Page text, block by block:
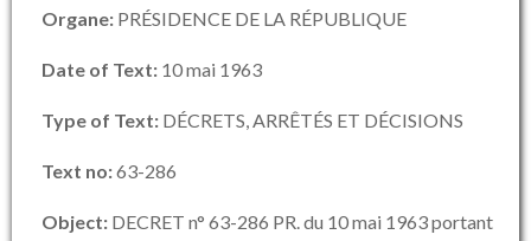
Organe: PRÉSIDENCE DE LA RÉPUBLIQUE
Date of Text: 10 mai 1963
Type of Text: DÉCRETS, ARRÊTÉS ET DÉCISIONS
Text no:63-286
Object: DECRET n° 63-286 PR. du 10 mai 1963 portant